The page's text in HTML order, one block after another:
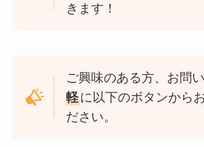
きます！
ご興味のある方、お問
軽に以下のボタンから
ださい。